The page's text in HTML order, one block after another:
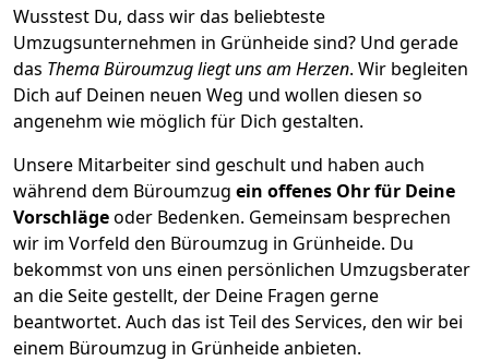
Wusstest Du, dass wir das beliebteste
Umzugsunternehmen in Grünheide sind? Und gerade
das Thema Büroumzug liegt uns am Herzen. Wir begleiten
Dich auf Deinen neuen Weg und wollen diesen so
angenehm wie möglich für Dich gestalten.
Unsere Mitarbeiter sind geschult und haben auch
während dem Büroumzug ein offenes Ohr für Deine
Vorschlägeoder Bedenken. Gemeinsam besprechen
wir im Vorfeld den Büroumzug in Grünheide. Du
bekommst von uns einen persönlichen Umzugsberater
an die Seite gestellt, der Deine Fragen gerne
beantwortet. Auch das ist Teil des Services, den wir bei
einem Büroumzug in Grünheide anbieten.